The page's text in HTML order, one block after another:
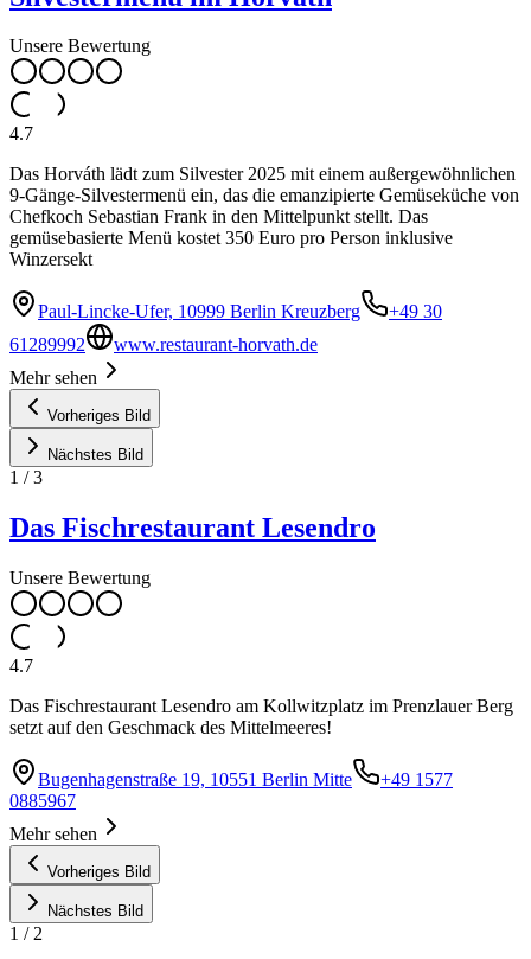
Unsere Bewertung
4.7
Das Horváth lädt zum Silvester 2025 mit einem außergewöhnlichen
9-Gänge-Silvestermenü ein, das die emanzipierte Gemüseküche von
Chefkoch Sebastian Frank in den Mittelpunkt stellt. Das
gemüsebasierte Menü kostet 350 Euro pro Person inklusive
Winzersekt
Paul-Lincke-Ufer, 10999 Berlin Kreuzberg
+49 30
61289992
www.restaurant-horvath.de
Mehr sehen
Vorheriges Bild
Nächstes Bild
1 /3
Das Fischrestaurant Lesendro
Unsere Bewertung
4.7
Das Fischrestaurant Lesendro am Kollwitzplatz im Prenzlauer Berg
setzt auf den Geschmack des Mittelmeeres!
Bugenhagenstraße 19, 10551 Berlin Mitte
+49 1577
0885967
Mehr sehen
Vorheriges Bild
Nächstes Bild
1 / 2